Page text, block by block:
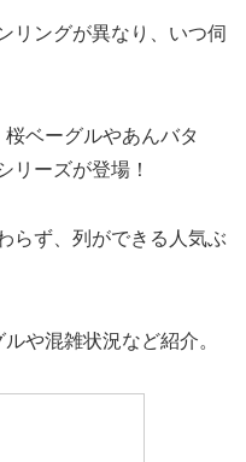
リングが異なり、いつ伺
ベーグルやあんバタ
リーズが登場！
らず、列ができる人気ぶ
や混雑状況など紹介。